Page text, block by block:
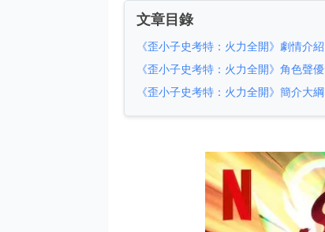
文章目錄
《歪小子史考特：火力全開》劇情介紹
《歪小子史考特：火力全開》角色聲優
《歪小子史考特：火力全開》簡介大綱